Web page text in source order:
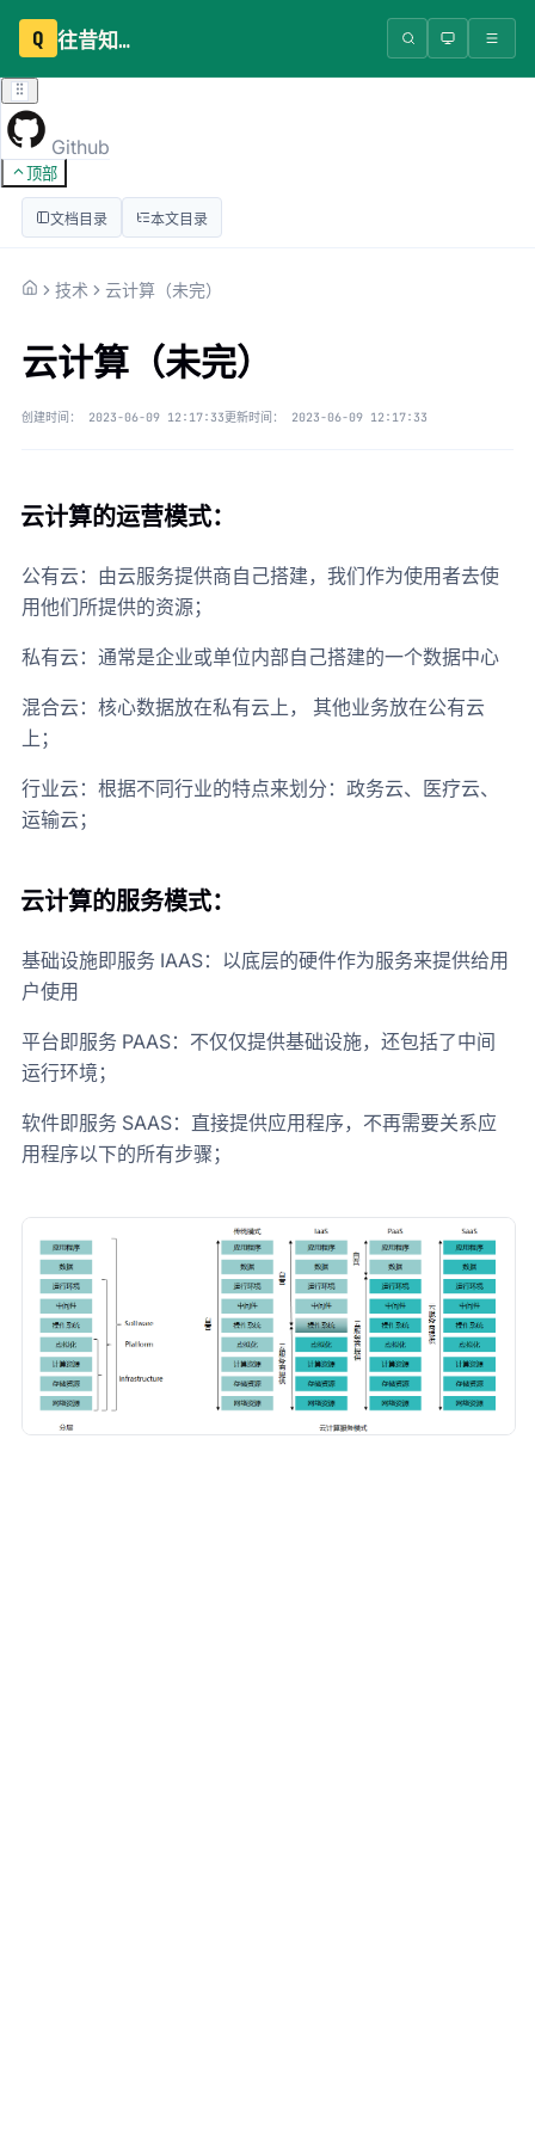
Q 往昔知识库
Github
顶部
文档目录 本文目录
技术 云计算（未完）
云计算（未完）
创建时间： 2023-06-09 12:17:33更新时间： 2023-06-09 12:17:33
云计算的运营模式：
公有云：由云服务提供商自己搭建，我们作为使用者去使
用他们所提供的资源；
私有云：通常是企业或单位内部自己搭建的一个数据中心
混合云：核心数据放在私有云上， 其他业务放在公有云
上；
行业云：根据不同行业的特点来划分：政务云、医疗云、
运输云；
云计算的服务模式：
基础设施即服务 IAAS：以底层的硬件作为服务来提供给用
户使用
平台即服务 PAAS：不仅仅提供基础设施，还包括了中间
运行环境；
软件即服务 SAAS：直接提供应用程序，不再需要关系应
用程序以下的所有步骤；